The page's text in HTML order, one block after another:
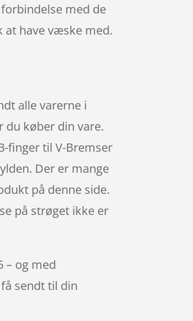
med de
at have væske med.
alle varerne i
du køber din vare.
finger til V-Bremser
Der er mange
på denne side.
på strøget ikke er
– og med
sendt til din